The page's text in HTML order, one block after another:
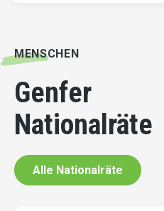
MENSCHEN
Genfer
Nationalräte
Alle Nationalräte